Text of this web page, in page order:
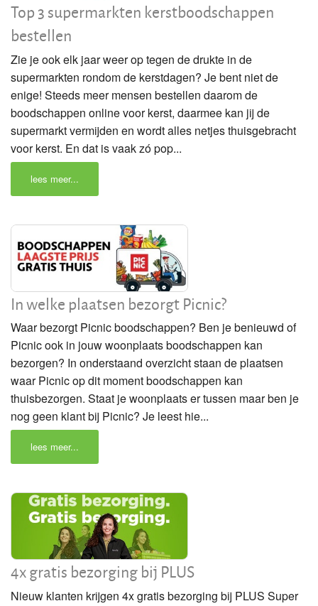
Top 3 supermarkten kerstboodschappen
bestellen
Zie je ook elk jaar weer op tegen de drukte in de
supermarkten rondom de kerstdagen? Je bent niet de
enige! Steeds meer mensen bestellen daarom de
boodschappen online voor kerst, daarmee kan jij de
supermarkt vermijden en wordt alles netjes thuisgebracht
voor kerst. En dat is vaak zó pop...
lees meer...
In welke plaatsen bezorgt Picnic?
Waar bezorgt Picnic boodschappen? Ben je benieuwd of
Picnic ook in jouw woonplaats boodschappen kan
bezorgen? In onderstaand overzicht staan de plaatsen
waar Picnic op dit moment boodschappen kan
thuisbezorgen. Staat je woonplaats er tussen maar ben je
nog geen klant bij Picnic? Je leest hie...
lees meer...
4x gratis bezorging bij PLUS
Nieuw klanten krijgen 4x gratis bezorging bij PLUS Super